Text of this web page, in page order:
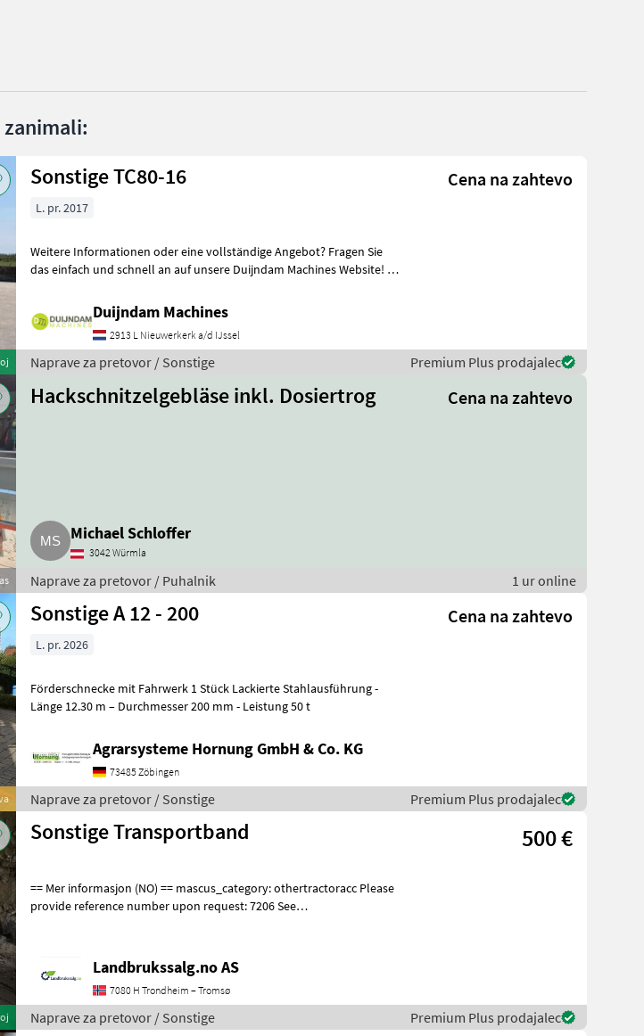
Sonstige TC80-16 Cena na zahtevo
L. pr. 2017
Weitere Informationen oder eine vollständige Angebot? Fragen Sie
das einfach und schnell an auf unsere Duijndam Machines Website! Sie
Duijndam Machines
2913 L Nieuwerkerk a/d IJssel
Naprave za pretovor / Sonstige Premium Plus prodajalec
Hackschnitzelgebläse inkl. Dosiertrog Cena na zahtevo
Michael Schloffer
3042 Würmla
Naprave za pretovor / Puhalnik 1 ur online
Sonstige A 12 - 200 Cena na zahtevo
L. pr. 2026
Förderschnecke mit Fahrwerk 1 Stück Lackierte Stahlausführung -
Länge 12.30 m – Durchmesser 200 mm - Leistung 50 t
Agrarsysteme Hornung GmbH & Co. KG
73485 Zöbingen
Naprave za pretovor / Sonstige Premium Plus prodajalec
Sonstige Transportband 500 €
== Mer informasjon (NO) == mascus_category: othertractoracc Please
provide reference number upon request: 7206 See
Landbrukssalg.no AS
7080 H Trondheim – Tromsø
Naprave za pretovor / Sonstige Premium Plus prodajalec